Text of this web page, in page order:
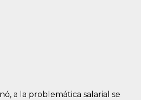
a la problemática salarial se